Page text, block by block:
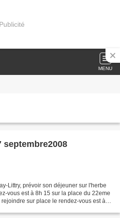
Publicité
MENU
7 septembre2008
Littry, prévoir son déjeuner sur l'herbe
vous est à 8h 15 sur la place du 22eme
sur place le rendez-vous est à